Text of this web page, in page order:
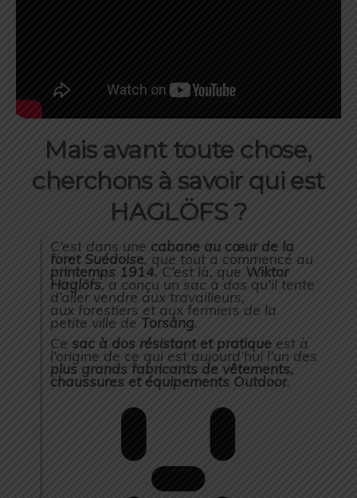
Mais avant toute chose,
cherchons à savoir qui est
HAGLÖFS ?
C’est dans une cabane au cœur de la
foret Suédoise, que tout a commencé au
printemps 1914. C’est là, que Wiktor
Haglöfs, a conçu un sac à dos qu’il tente
d’aller vendre aux travailleurs,
aux forestiers et aux fermiers de la
petite ville de Torsång.
Ce sac à dos résistant et pratique est à
l’origine de ce qui est aujourd’hui l’un des
plus grands fabricants de vêtements,
chaussures et équipements Outdoor.